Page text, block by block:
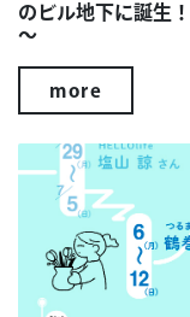
のビル地下に誕生
～
more